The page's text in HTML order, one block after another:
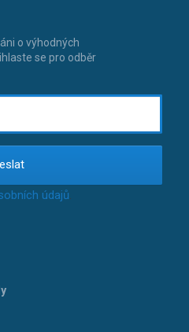
o výhodných
se pro odběr
údajů.